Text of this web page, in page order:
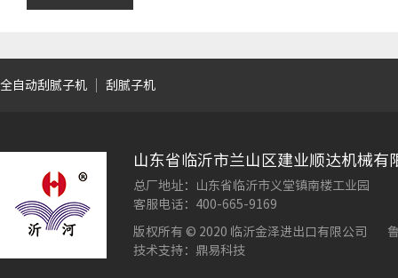
全自动刮腻子机 刮腻子机
山东省临沂市兰山区建业顺达机械有
总厂地址：山东省临沂市义堂镇南楼工业园
客服电话：400-665-9169
版权所有 © 2020 临沂金泽进出口有限公司
技术支持：鼎易科技